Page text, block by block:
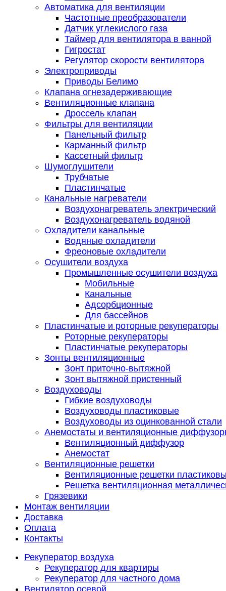
Автоматика для вентиляции
Частотные преобразователи
Датчик углекислого газа
Таймер для вентилятора в ванной
Гигростат
Регулятор скорости вентилятора
Электроприводы
Приводы Белимо
Клапана огнезадерживающие
Вентиляционные клапана
Дроссель клапан
Фильтры для вентиляции
Панельный фильтр
Карманный фильтр
Кассетный фильтр
Шумоглушители
Трубчатые
Пластинчатые
Канальные нагреватели
Воздухонагреватель электрический
Воздухонагреватель водяной
Охладители канальные
Водяные охладители
Фреоновые охладители
Осушители воздуха
Промышленные осушители воздуха
Мобильные
Канальные
Адсорбционные
Для бассейнов
Пластинчатые и роторные рекуператоры
Роторные рекуператоры
Пластинчатые рекуператоры
Зонты вентиляционные
Зонт приточно-вытяжной
Зонт вытяжной пристенный
Воздуховоды
Гибкие воздуховоды
Воздуховоды пластиковые
Воздуховоды из оцинкованной стали
Анемостаты и вентиляционные
Вентиляционный диффузор
Анемостат
Вентиляционные решетки
Вентиляционные решетки
Решетка вентиляционная
Грязевики
Монтаж вентиляции
Доставка
Оплата
Контакты
Рекуператор воздуха
Рекуператор для квартиры
Рекуператор для частного дома
Вентилятор осевой